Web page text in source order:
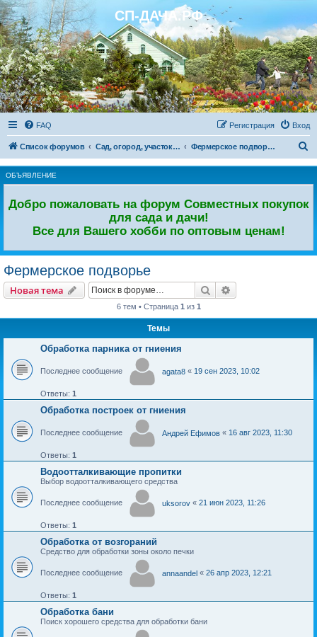
Регистрация СП-ДАЧА.РФ
FAQ Вход
Регистрация
Список форумов Сад, огород, участок. Дачный форум. Фермерское подворье
ОБЪЯВЛЕНИЕ
Добро пожаловать на форум Совместных покупок
для сада и дачи!
Все для Вашего хобби по оптовым ценам!
Фермерское подворье
Новая тема
Новаятема Поиск
6 тем • Страница 1 из 1
Темы
Обработка парника от гниения
Последнее сообщение agata8 « 19 сен 2023, 10:02
Ответы: 1
Обработка построек от гниения
Последнее сообщение Андрей Ефимов « 16 авг 2023, 11:30
Ответы: 1
Водоотталкивающие пропитки
Выбор водоотталкивающего средства
Последнее сообщение uksorov « 21 июн 2023, 11:26
Ответы: 1
Обработка от возгораний
Средство для обработки зоны около печки
Последнее сообщение annaandel « 26 апр 2023, 12:21
Ответы: 1
Обработка бани
Поиск хорошего средства для обработки бани